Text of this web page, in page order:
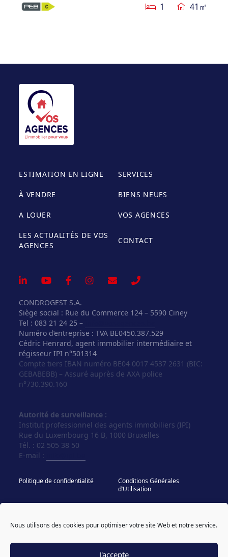
Nous utilisons des cookies pour optimiser votre site Web et notre service.
J'accepte
1 41㎡
ESTIMATION EN LIGNE SERVICES
À VENDRE BIENS NEUFS
A LOUER VOS AGENCES
LES ACTUALITÉS DE VOS
AGENCES
CONTACT
CONDROGEST S.A.
Siège social : Rue du Commerce 124 – 5590 Ciney
Tel : 083 21 24 25 –
Numéro d’entreprise : TVA BE0450.387.529
Cédric Henrard, agent immobilier intermédiaire et
régisseur IPI n°501314
Compte tiers IBAN numéro BE04 0017 4537 2631 (BIC:
GEBABEBB) – Assuré auprès de AXA police
n°730.390.160
Autorité de surveillance :
Institut professionnel des agents immobiliers (IPI)
Rue du Luxembourg 16 B, 1000 Bruxelles
Tél. : 02 505 38 50
E-mail :
Politique de confidentialité
Conditions Générales
d’Utilisation
© Vos Agences 2026
designed & coded by
powered by sweepbright